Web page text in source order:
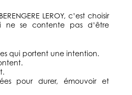
LEROY, c’est choisir
ne se contente pas d’être
qui portent une intention.
pour durer, émouvoir et